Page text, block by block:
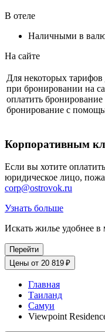
В отеле
Наличными в
На сайте
Для некоторых тарифов
при бронировании на
оплатить
бронирование с
Корпоративным
Если вы хотите
юридическое лицо,
corp@ostrovok.ru
Узнать больше
Искать жилье удобнее
Перейти
Цены от 20 819 ₽
Главная
Таиланд
Самуи
Viewpoint